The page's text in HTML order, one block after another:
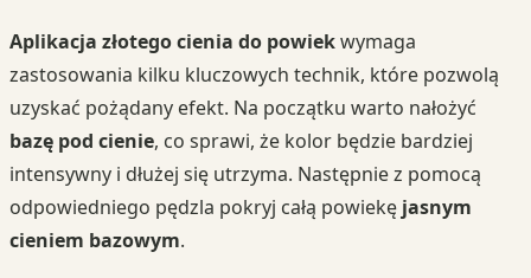
Aplikacja złotego cienia do powiekwymaga
zastosowania kilku kluczowych technik, które pozwolą
uzyskać pożądany efekt. Na początku warto nałożyć
bazę pod cienie, co sprawi, że kolor będzie bardziej
intensywny i dłużej się utrzyma. Następnie z pomocą
odpowiedniego pędzla pokryj całą powiekę jasnym
cieniem bazowym.